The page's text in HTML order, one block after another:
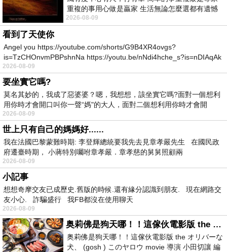
重複的事用心做是贏家 生活無論怎麼選都有遺憾
所以開心就好 生活不會辜負認真
2026-08-09
看到了天使你
Angel you https://youtube.com/shorts/G9B4XR4ovgs?
is=TzCHOnvmPBPshnNa https://youtu.be/nNdi4hche_s?is=nDIAqAk
2026-08-09
要坐實它嗎?
莫名其妙的，我成了惡婆婆？嗯，我想想，該坐實它嗎?面對一個想利
用你時才會開口叫你一聲“媽"的大人，面對二個想利用你時才會開
2026-08-09
世上只有自己的媽媽好......
我在法國巴黎蒙難時期: 李登輝總統要我先去見章孝嚴先生 在國民政
府遷臺時期， 小蔣特別囑咐章孝嚴．章孝慈的舅舅照顧兩
2026-08-09
小記事
想想奇摩交友已成歷史.舊版的時候.還有緣分認識到朋友. 現在網路交
友小心. 詐騙盛行 我FB都沒在使用聊天
2026-08-09
奥莉佛是狗天哪！！這傢伙電影版 the オリバーな犬、 (gosh ) このヤロウ movie
奥莉佛是狗天哪！！這傢伙電影版 the オリバーな
犬、 (gosh ) このヤロウ movie 導演 小田切讓 編